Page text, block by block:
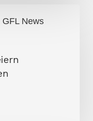
GFL News